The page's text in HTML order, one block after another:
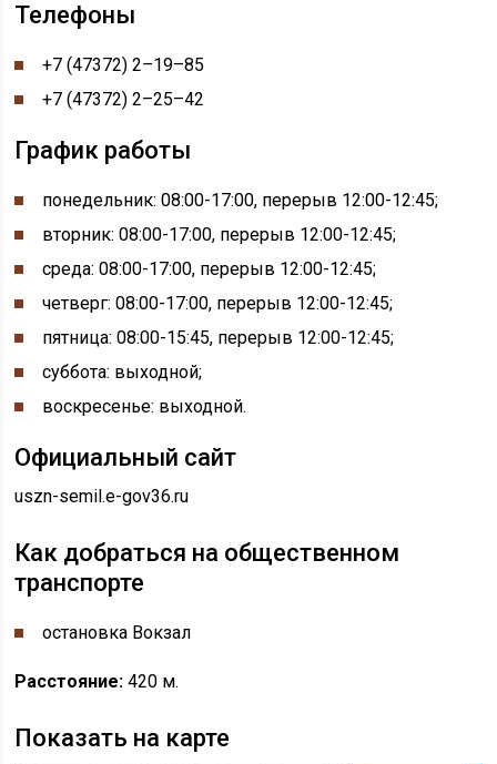
Телефоны
+7 (47372) 2–19–85
+7 (47372) 2–25–42
График работы
понедельник: 08:00-17:00, перерыв 12:00-12:45;
вторник: 08:00-17:00, перерыв 12:00-12:45;
среда: 08:00-17:00, перерыв 12:00-12:45;
четверг: 08:00-17:00, перерыв 12:00-12:45;
пятница: 08:00-15:45, перерыв 12:00-12:45;
суббота: выходной;
воскресенье: выходной.
Официальный сайт
uszn-semil.e-gov36.ru
Как добраться на общественном
транспорте
остановка Вокзал
Расстояние:420 м.
Показать на карте